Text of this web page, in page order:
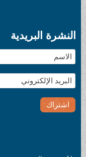
النشرة البريدية